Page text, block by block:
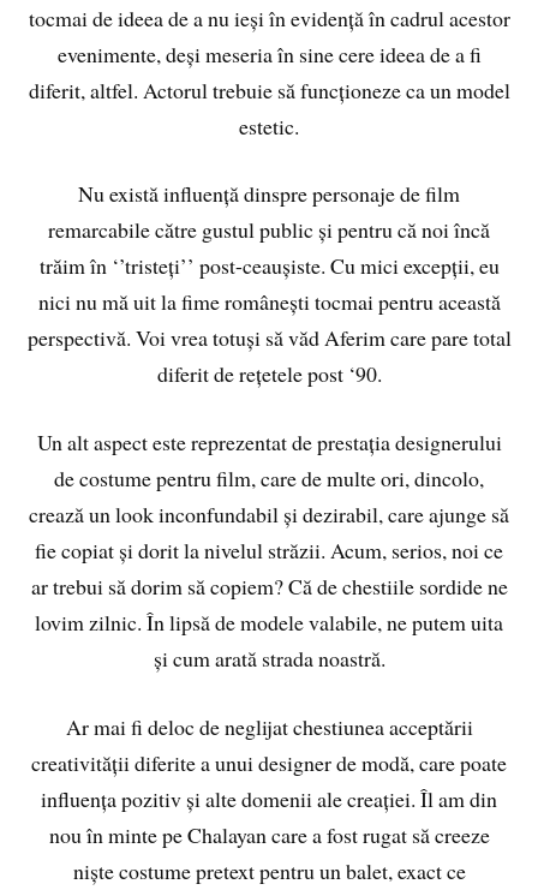
tocmai de ideea de a nu ieși în evidență în cadrul acestor
evenimente, deși meseria în sine cere ideea de a fi
diferit, altfel. Actorul trebuie să funcționeze ca un model
estetic.
Nu există influență dinspre personaje de film
remarcabile către gustul public și pentru că noi încă
trăim în ‘’tristeți’’ post-ceaușiste. Cu mici excepții, eu
nici nu mă uit la fime românești tocmai pentru această
perspectivă. Voi vrea totuși să văd Aferim care pare total
diferit de rețetele post ‘90.
Un alt aspect este reprezentat de prestația designerului
de costume pentru film, care de multe ori, dincolo,
crează un look inconfundabil și dezirabil, care ajunge să
fie copiat și dorit la nivelul străzii. Acum, serios, noi ce
ar trebui să dorim să copiem? Că de chestiile sordide ne
lovim zilnic. În lipsă de modele valabile, ne putem uita
și cum arată strada noastră.
Ar mai fi deloc de neglijat chestiunea acceptării
creativității diferite a unui designer de modă, care poate
influența pozitiv și alte domenii ale creației. Îl am din
nou în minte pe Chalayan care a fost rugat să creeze
niște costume pretext pentru un balet, exact ce